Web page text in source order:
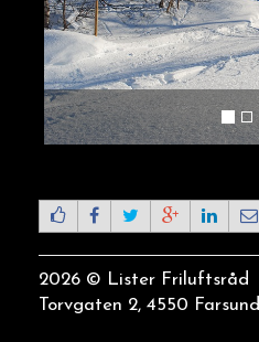
2026 © Lister Friluftsråd
Torvgaten 2, 4550 Farsund